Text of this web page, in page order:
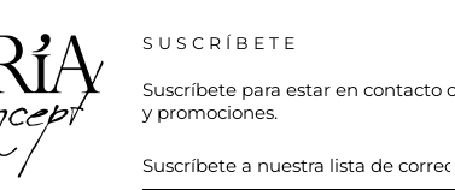
SUSCRÍBETE
Suscríbete para estar en contacto
y promociones.
A